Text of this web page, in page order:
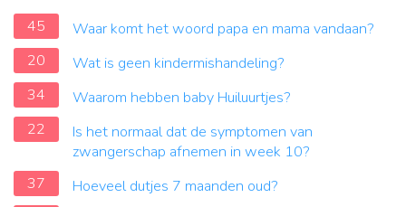
45
Waar komt het woord papa en mama vandaan?
20
Wat is geen kindermishandeling?
34
Waarom hebben baby Huiluurtjes?
22
Is het normaal dat de symptomen van
zwangerschap afnemen in week 10?
37
Hoeveel dutjes 7 maanden oud?